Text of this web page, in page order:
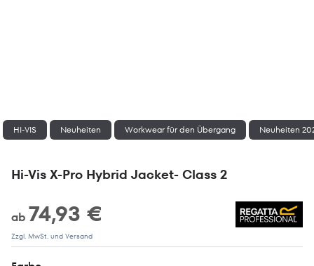
HI-VIS Neuheiten Workwear für den Übergang Neuheiten
Hi-Vis X-Pro Hybrid Jacket- Class 2
ab 74,93 €
Zzgl. MwSt. und Versand